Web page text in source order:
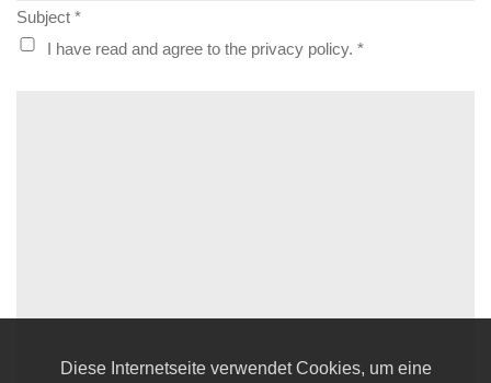
Subject *
I have read and agree to the privacy policy. *
Diese Internetseite verwendet Cookies, um eine